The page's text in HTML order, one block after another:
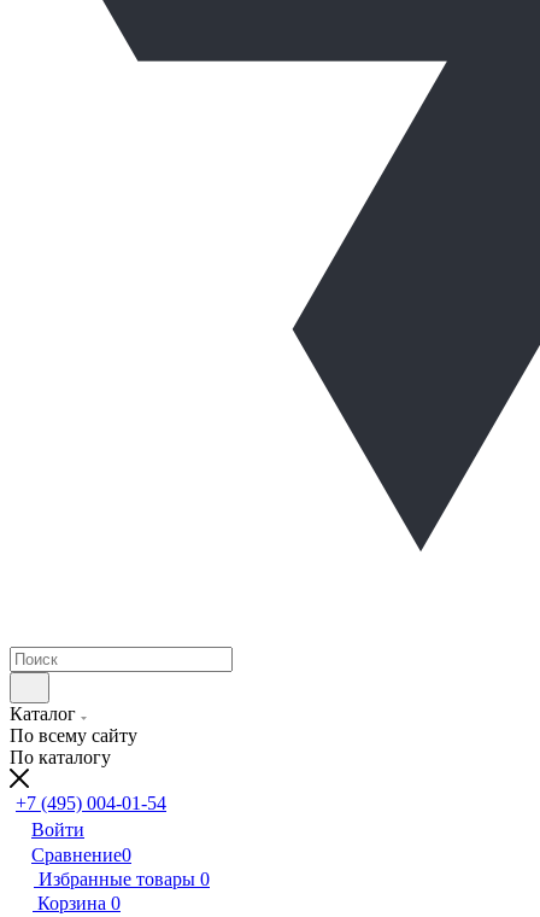
Каталог
По всему сайту
По каталогу
+7 (495) 004-01-54
Войти
Сравнение0
Избранные товары 0
Корзина 0